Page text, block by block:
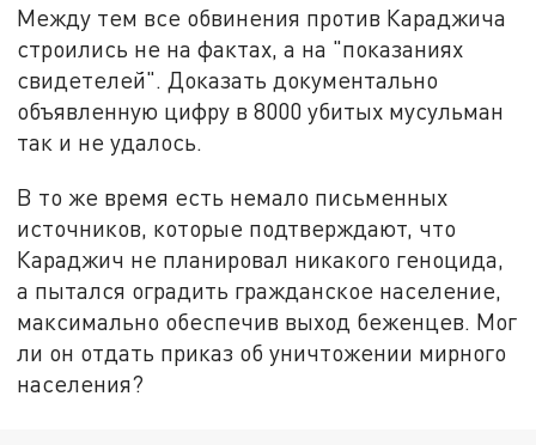
Между тем все обвинения против Караджича
строились не на фактах, а на "показаниях
свидетелей". Доказать документально
объявленную цифру в 8000 убитых мусульман
так и не удалось.
В то же время есть немало письменных
источников, которые подтверждают, что
Караджич не планировал никакого геноцида,
а пытался оградить гражданское население,
максимально обеспечив выход беженцев. Мог
ли он отдать приказ об уничтожении мирного
населения?